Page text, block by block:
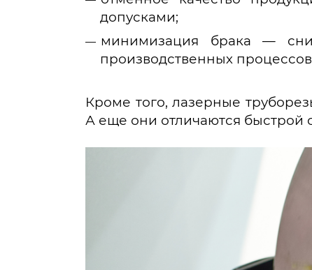
допусками;
минимизация брака —
производственных
Кроме того, лазерные
А еще они отличаются быстрой